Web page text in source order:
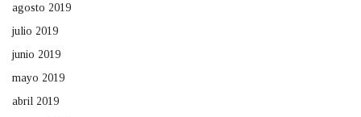
agosto 2019
julio 2019
junio 2019
mayo 2019
abril 2019